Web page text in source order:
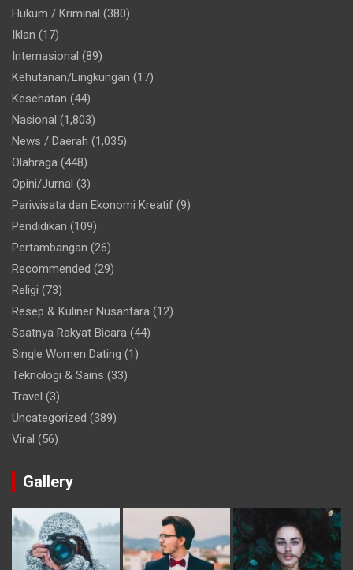
Hukum / Kriminal (380)
Iklan (17)
Internasional (89)
Kehutanan/Lingkungan (17)
Kesehatan (44)
Nasional (1,803)
News / Daerah (1,035)
Olahraga (448)
Opini/Jurnal (3)
Pariwisata dan Ekonomi Kreatif (9)
Pendidikan (109)
Pertambangan (26)
Recommended (29)
Religi (73)
Resep & Kuliner Nusantara (12)
Saatnya Rakyat Bicara (44)
Single Women Dating (1)
Teknologi & Sains (33)
Travel (3)
Uncategorized (389)
Viral (56)
Gallery